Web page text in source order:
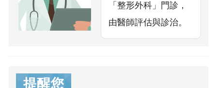
「整形外科」門診，
由醫師評估與診治。
提醒您